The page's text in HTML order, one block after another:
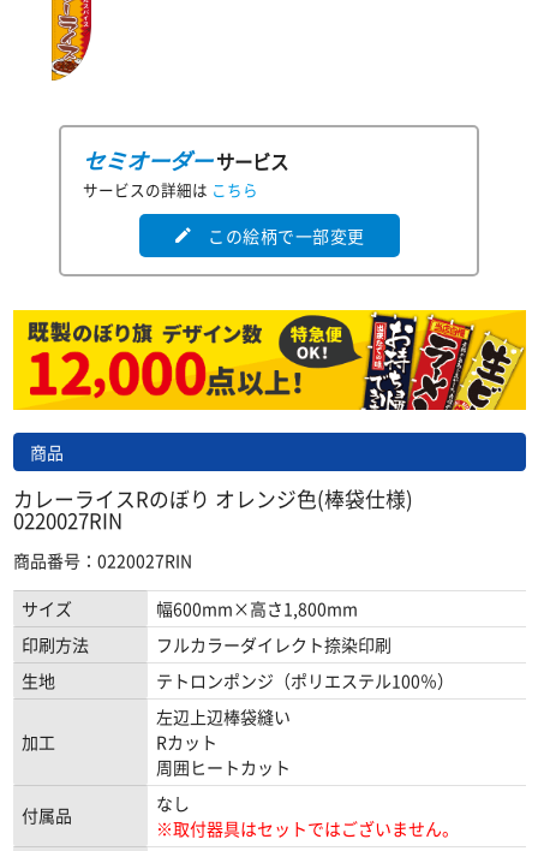
セミオーダーサービス
サービスの詳細は こちら
edit この絵柄で一部変更
商品
カレーライスRのぼり オレンジ色(棒袋仕様)
0220027RIN
商品番号：0220027RIN
サイズ
幅600mm×高さ1,800mm
印刷方法
フルカラーダイレクト捺染印刷
生地
テトロンポンジ（ポリエステル100％）
加工
左辺上辺棒袋縫い
Rカット
周囲ヒートカット
付属品
なし
※取付器具はセットではございません。